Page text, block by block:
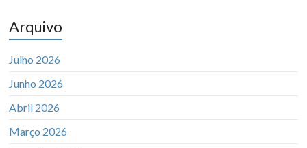
Arquivo
Julho 2026
Junho 2026
Abril 2026
Março 2026